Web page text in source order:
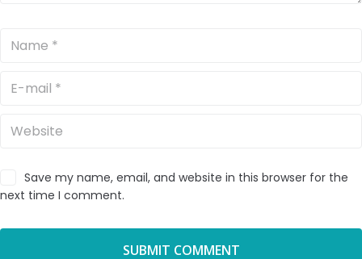
Save my name, email, and website in this browser for the
next time I comment.